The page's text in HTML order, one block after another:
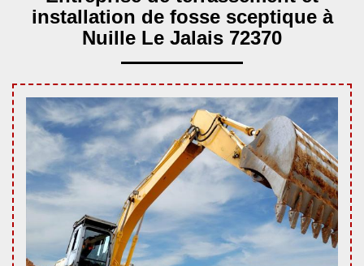
installation de fosse sceptique à
Nuille Le Jalais 72370